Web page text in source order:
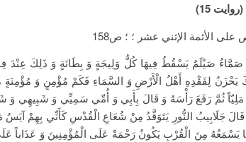
15)
على الأئمة الإثني عشر ؛ ؛ ص158
صَمَّاءُ صَيْلَمٌ‏ يَسْقُطُ فِيهَا كُلُّ وَلِيجَةٍ وَ بِطَانَةٍ وَ ذَلِكَ عِنْدَ
يَحْزَنُ لِفَقْدِهِ أَهْلُ الْأَرْضِ وَ السَّمَاءِ فَكَمْ مُؤْمِنٍ وَ
ثُمَّ رَفَعَ رَأْسَهُ وَ قَالَ بِأَبِي وَ أُمِّي سَمِيِّي وَ شَبِيهِي‏
قَالَ جَلَابِيبُ النُّورِ يَتَوَقَّدُ مِنْ شُعَاعِ الْقُدْسِ كَأَنِّي بِهِمْ آيَسُ
يَسْمَعُهُ مِنَ الْقُرْبِ يَكُونُ رَحْمَةً عَلَى الْمُؤْمِنِينَ وَ عَذَاباً